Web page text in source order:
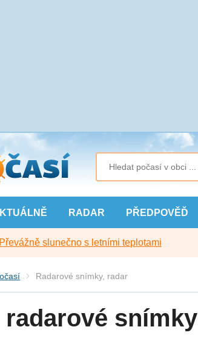
RADAR PŘEDPOVĚĎ
Převážně slunečno s letními teplotami
Radarové snímky, radar
radarové snímky